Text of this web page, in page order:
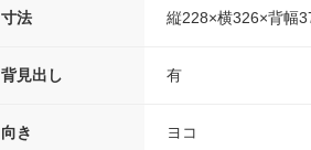
寸法 縦228×横326×背幅
背見出し 有
向き ヨコ